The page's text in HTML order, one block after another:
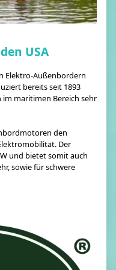
USA
Elektro-Außenbordern
bereits seit 1893
maritimen Bereich sehr
den
Der
und bietet somit auch
sowie für schwere